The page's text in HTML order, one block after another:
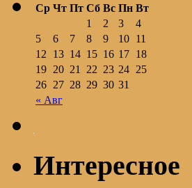
Ср Чт Пт Сб Вс Пн Вт
« Авг
1 2 3
4
5
6 7 8 9 10 11
12
13 14 15 16 17 18
19 20 21 22 23 24 25
26 27 28 29 30 31
Интересное